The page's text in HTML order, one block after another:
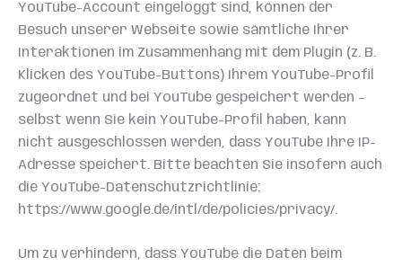
YouTube-Account eingeloggt sind, können der
Besuch unserer Webseite sowie sämtliche Ihrer
Interaktionen im Zusammenhang mit dem Plugin (z. B.
Klicken des YouTube-Buttons) Ihrem YouTube-Profil
zugeordnet und bei YouTube gespeichert werden –
selbst wenn Sie kein YouTube-Profil haben, kann
nicht ausgeschlossen werden, dass YouTube Ihre IP-
Adresse speichert. Bitte beachten Sie insofern auch
die YouTube-Datenschutzrichtlinie:
https://www.google.de/intl/de/policies/privacy/.
Um zu verhindern, dass YouTube die Daten beim